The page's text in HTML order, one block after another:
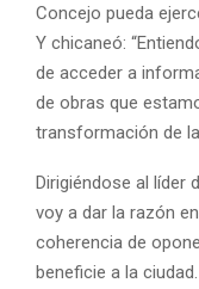
Concejo pueda
Y chicaneó:
de acceder a
de obras que
transformación de
Dirigiéndose al líder
voy a dar la razón
coherencia de
beneficie a la